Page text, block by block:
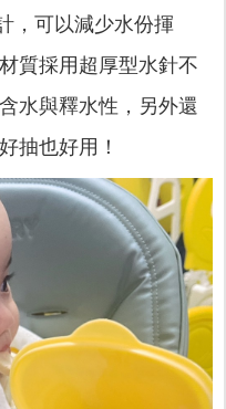
，可以減少水份揮
質採用超厚型水針不
水與釋水性，另外還
抽也好用！